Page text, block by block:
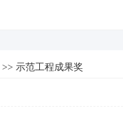
>> 示范工程成果奖